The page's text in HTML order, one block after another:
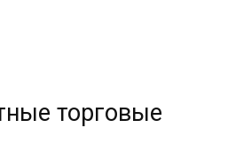
торговые